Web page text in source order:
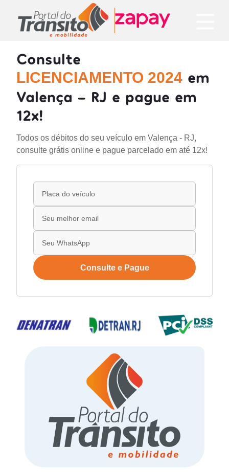
Consulte
LICENCIAMENTO 2024 em
Valença - RJ e pague em
12x!
Todos os débitos do seu veículo em Valença - RJ,
consulte grátis online e pague parcelado em até 12x!
Consulte e Pague